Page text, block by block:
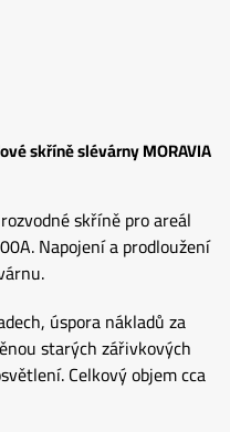
skříně slévárny MORAVIA
skříně pro areál
Napojení a prodloužení
úspora nákladů za
starých zářivkových
Celkový objem cca